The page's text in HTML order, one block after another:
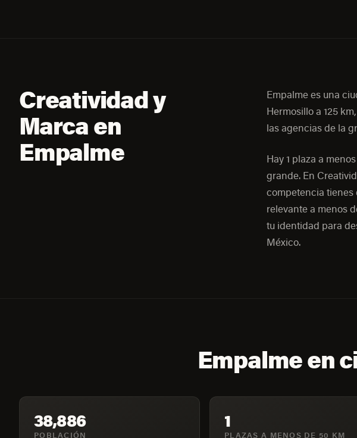
Creatividad y
Marca en
Empalme
Empalme es una
Hermosillo a 125
las agencias de la
Hay 1 plaza a
grande. En
competencia tienes
relevante a menos
tu identidad para
México.
Empalme en
38,886
POBLACIÓN
1
PLAZAS A MENOS DE 50 KM